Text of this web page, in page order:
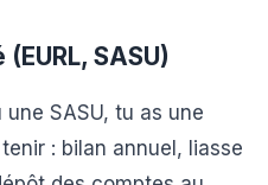
SASU)
SASU, tu as une
: bilan annuel, liasse